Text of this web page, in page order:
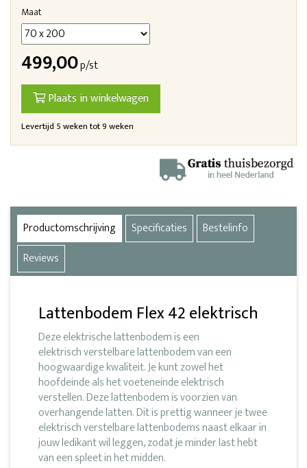
Maat
499,00p/st
Plaats in winkelwagen
Levertijd 5 weken tot 9 weken
Productomschrijving Specificaties
Bestelinfo
Reviews
Lattenbodem Flex 42 elektrisch
Deze elektrische lattenbodem is een
elektrisch verstelbare lattenbodem van een
hoogwaardige kwaliteit. Je kunt zowel het
hoofdeinde als het voeteneinde elektrisch
verstellen. Deze lattenbodem is voorzien van
overhangende latten. Dit is prettig wanneer je twee
elektrisch verstelbare lattenbodems naast elkaar in
jouw ledikant wil leggen, zodat je minder last hebt
van een spleet in het midden.